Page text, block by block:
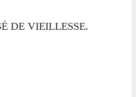
DE VIEILLESSE.